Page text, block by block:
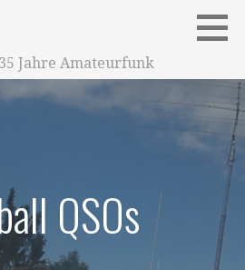
Jahre Amateurfunk
QSOs